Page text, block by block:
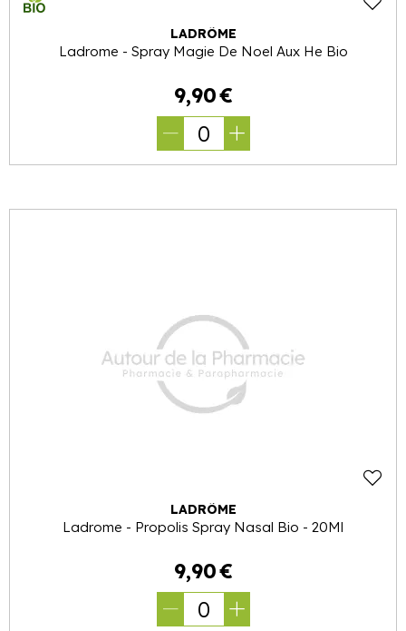
LADRÔME
Ladrome - Spray Magie De Noel Aux He Bio
9,90€
0
LADRÔME
Ladrome - Propolis Spray Nasal Bio - 20Ml
9,90€
0